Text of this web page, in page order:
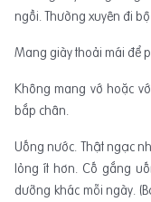
ngồi. Thường xuyên đi
Mang giày thoải mái để
Không mang vớ hoặc
bắp chân.
Uống nước. Thật ngạc
lỏng ít hơn. Cố gắng
dưỡng khác mỗi ngày.